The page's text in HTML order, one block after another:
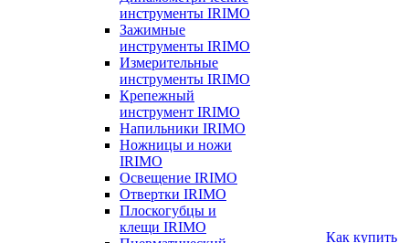
инструменты IRIMO
Зажимные
инструменты IRIMO
Измерительные
инструменты IRIMO
Крепежный
инструмент IRIMO
Напильники IRIMO
Ножницы и ножи
IRIMO
Освещение IRIMO
Отвертки IRIMO
Плоскогубцы и
клещи IRIMO
Как купить